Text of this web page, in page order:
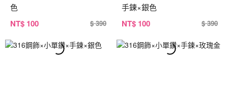
色
NT$ 100 $ 390
手鍊×銀色
NT$ 100 $ 390